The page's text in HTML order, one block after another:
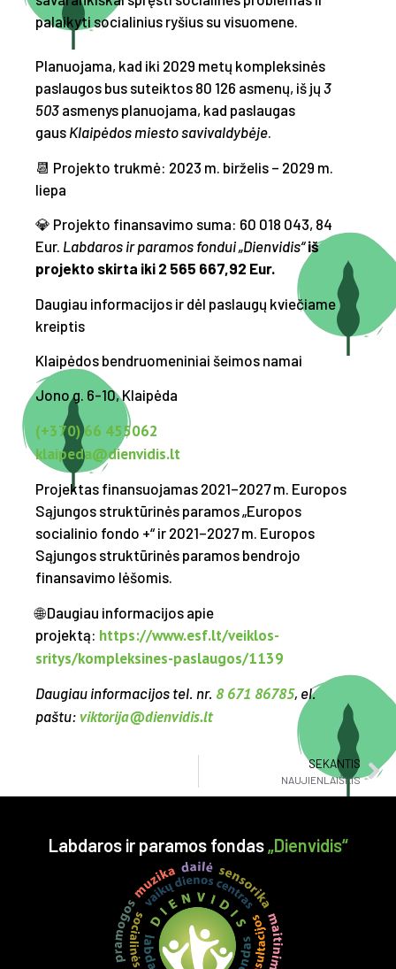
palaikyti socialinius ryšius su visuomene.
Planuojama, kad iki 2029 metų kompleksinės
paslaugos bus suteiktos 80 126 asmenų, iš jų 3
503 asmenys planuojama, kad paslaugas
gaus Klaipėdos miesto savivaldybėje.
📆 Projekto trukmė: 2023 m. birželis – 2029 m.
liepa
💎 Projekto finansavimo suma: 60 018 043, 84
Eur. Labdaros ir paramos fondui „Dienvidis“iš
projekto skirta iki 2 565 667,92 Eur.
Daugiau informacijos ir dėl paslaugų kviečiame
kreiptis
Klaipėdos bendruomeniniai šeimos namai
Jono g. 6-10, Klaipėda
(+370) 66 455062
klaipeda@dienvidis.lt
Projektas finansuojamas 2021–2027 m. Europos
Sąjungos struktūrinės paramos „Europos
socialinio fondo +“ ir 2021–2027 m. Europos
Sąjungos struktūrinės paramos bendrojo
finansavimo lėšomis.
🌐 Daugiau informacijos apie
projektą: https://www.esf.lt/veiklos-
sritys/kompleksines-paslaugos/1139
Daugiau informacijos tel. nr. 8 671 86785, el.
paštu: viktorija@dienvidis.lt
SEKANTIS
NAUJIENLAIŠKIS
Labdaros ir paramos fondas„Dienvidis“